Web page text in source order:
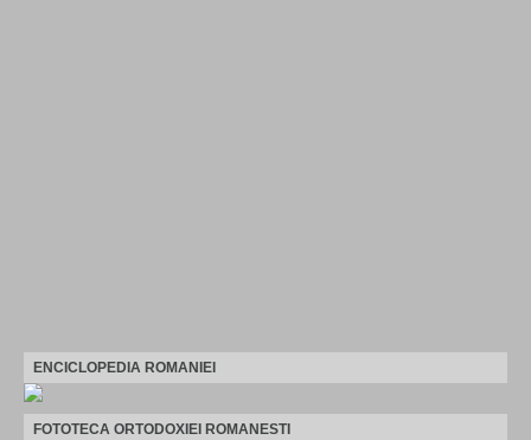
ENCICLOPEDIA ROMANIEI
FOTOTECA ORTODOXIEI ROMANESTI